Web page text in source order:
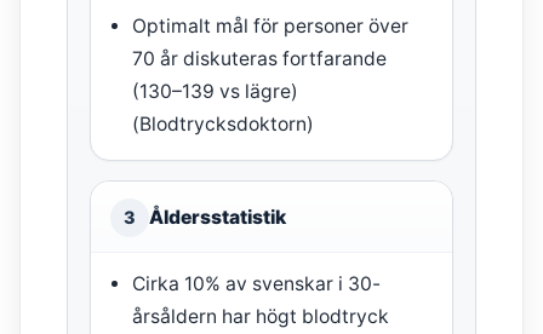
Optimalt mål för personer över
70 år diskuteras fortfarande
(130–139 vs lägre)
(Blodtrycksdoktorn)
3 Åldersstatistik
Cirka 10% av svenskar i 30-
årsåldern har högt blodtryck